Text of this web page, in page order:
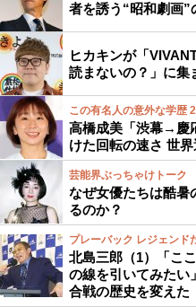
者を誘う“昭和劇画”
ヒカキンが「
読まないの？」に集
この有名人の意外な学歴
高橋成美「渋幕→慶
けた回転の速さ 世
芸能界ぶっちゃけトーク
なぜ女優たちは酷暑
るのか？
プレーバック レジェンド
北島三郎（1）「こ
の線を引いてみたい
合戦の歴史を変えた